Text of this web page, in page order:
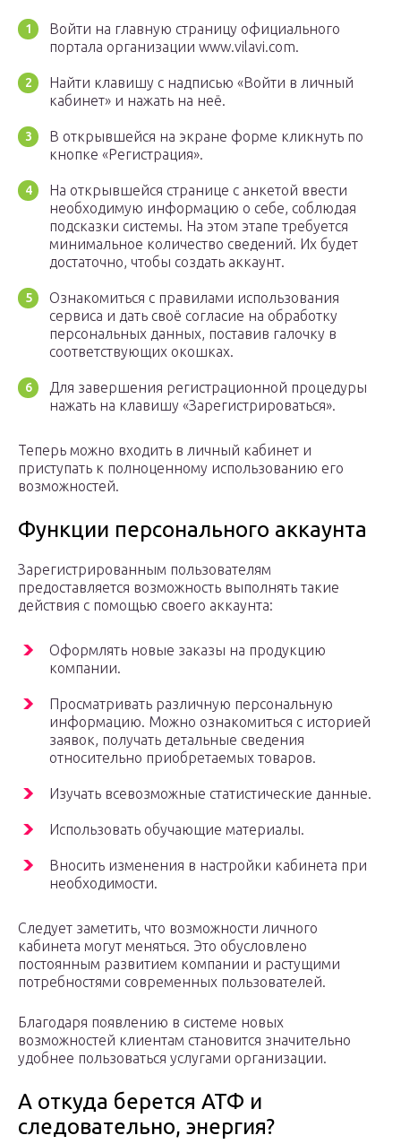
Войти на главную страницу официального
портала организации www.vilavi.com.
Найти клавишу с надписью «Войти в личный
кабинет» и нажать на неё.
В открывшейся на экране форме кликнуть по
кнопке «Регистрация».
На открывшейся странице с анкетой ввести
необходимую информацию о себе, соблюдая
подсказки системы. На этом этапе требуется
минимальное количество сведений. Их будет
достаточно, чтобы создать аккаунт.
Ознакомиться с правилами использования
сервиса и дать своё согласие на обработку
персональных данных, поставив галочку в
соответствующих окошках.
Для завершения регистрационной процедуры
нажать на клавишу «Зарегистрироваться».
Теперь можно входить в личный кабинет и
приступать к полноценному использованию его
возможностей.
Функции персонального аккаунта
Зарегистрированным пользователям
предоставляется возможность выполнять такие
действия с помощью своего аккаунта:
Оформлять новые заказы на продукцию
компании.
Просматривать различную персональную
информацию. Можно ознакомиться с историей
заявок, получать детальные сведения
относительно приобретаемых товаров.
Изучать всевозможные статистические данные.
Использовать обучающие материалы.
Вносить изменения в настройки кабинета при
необходимости.
Следует заметить, что возможности личного
кабинета могут меняться. Это обусловлено
постоянным развитием компании и растущими
потребностями современных пользователей.
Благодаря появлению в системе новых
возможностей клиентам становится значительно
удобнее пользоваться услугами организации.
А откуда берется АТФ и
следовательно, энергия?